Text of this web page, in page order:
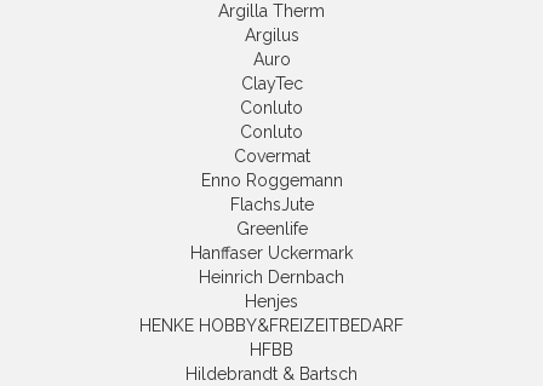
Argilla Therm
Argilus
Auro
ClayTec
Conluto
Conluto
Covermat
Enno Roggemann
FlachsJute
Greenlife
Hanffaser Uckermark
Heinrich Dernbach
Henjes
HENKE HOBBY&FREIZEITBEDARF
HFBB
Hildebrandt & Bartsch